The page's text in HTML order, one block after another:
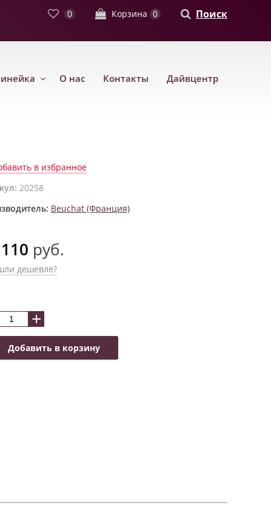
0 Корзина 0 Поиск
О нас Контакты Дайвцентр
в избранное
20258
Beuchat (Франция)
руб.
дешевле?
+
Добавить в корзину